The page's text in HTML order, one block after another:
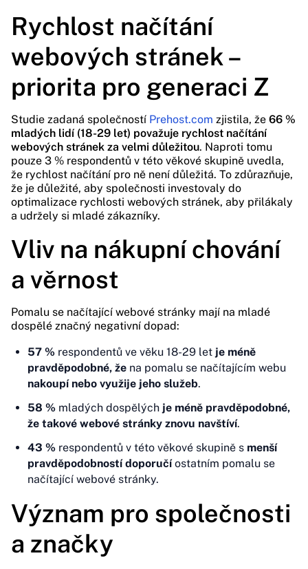
Rychlost načítání
webových stránek –
priorita pro generaci Z
Studie zadaná společností Prehost.com zjistila, že 66 %
mladých lidí (18-29 let) považuje rychlost načítání
webových stránek za velmi důležitou. Naproti tomu
pouze 3 % respondentů v této věkové skupině uvedla,
že rychlost načítání pro ně není důležitá. To zdůrazňuje,
že je důležité, aby společnosti investovaly do
optimalizace rychlosti webových stránek, aby přilákaly
a udržely si mladé zákazníky.
Vliv na nákupní chování
a věrnost
Pomalu se načítající webové stránky mají na mladé
dospělé značný negativní dopad:
57 % respondentů ve věku 18-29 let je méně
pravděpodobné, že na pomalu se načítajícím webu
nakoupí nebo využije jeho služeb.
58 % mladých dospělých je méně pravděpodobné,
že takové webové stránky znovu navštíví.
43 % respondentů v této věkové skupině s menší
pravděpodobností doporučíostatním pomalu se
načítající webové stránky.
Význam pro společnosti
a značky